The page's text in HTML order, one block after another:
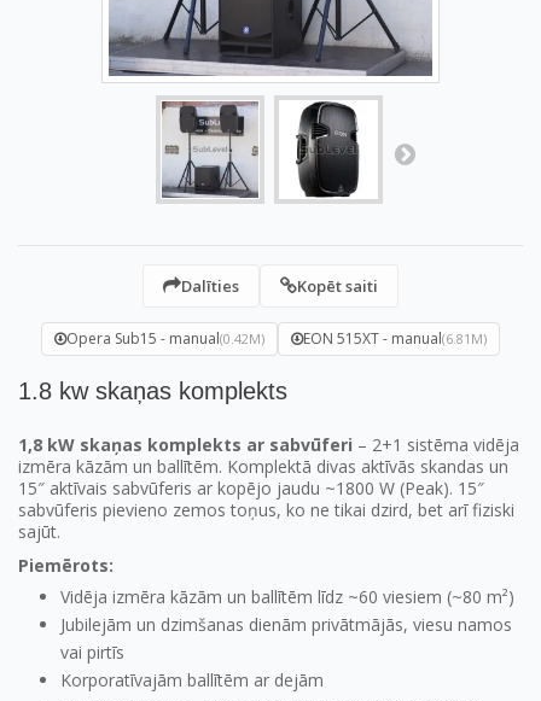
Dalīties Kopēt saiti
Opera Sub15 - manual(0.42M) EON 515XT - manual(6.81M)
1.8 kw skaņas komplekts
1,8 kW skaņas komplekts ar sabvūferi – 2+1 sistēma vidēja
izmēra kāzām un ballītēm. Komplektā divas aktīvās skandas un
15″ aktīvais sabvūferis ar kopējo jaudu ~1800 W (Peak). 15″
sabvūferis pievieno zemos toņus, ko ne tikai dzird, bet arī fiziski
sajūt.
Piemērots:
Vidēja izmēra kāzām un ballītēm līdz ~60 viesiem (~80 m²)
Jubilejām un dzimšanas dienām privātmājās, viesu namos
vai pirtīs
Korporatīvajām ballītēm ar dejām